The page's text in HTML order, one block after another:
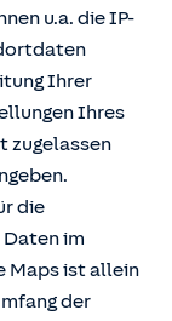
u.a. die IP-
Ihrer
Ihres
zugelassen
die
im
Maps ist allein
der